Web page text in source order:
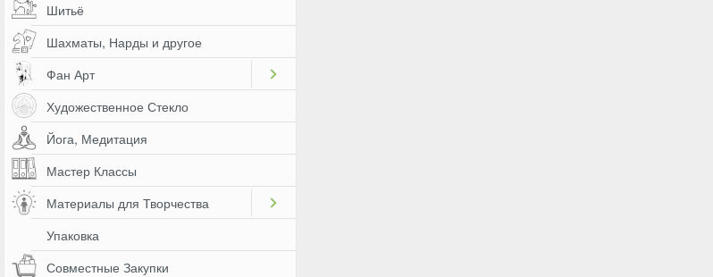
Шитьё
Шахматы, Нарды и другое
Фан Арт
Художественное Стекло
Йога, Медитация
Мастер Классы
Материалы для Творчества
Упаковка
Совместные Закупки